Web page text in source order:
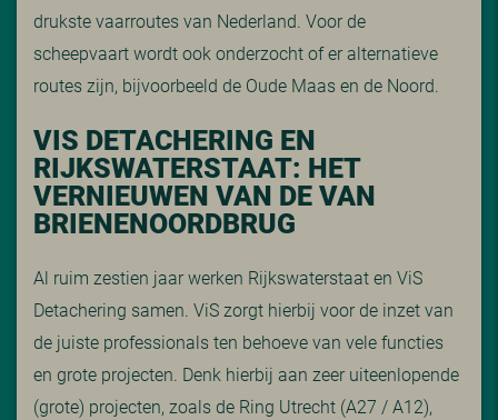
drukste vaarroutes van Nederland. Voor de
scheepvaart wordt ook onderzocht of er alternatieve
routes zijn, bijvoorbeeld de Oude Maas en de Noord.
VIS DETACHERING EN
RIJKSWATERSTAAT: HET
VERNIEUWEN VAN DE VAN
BRIENENOORDBRUG
Al ruim zestien jaar werken Rijkswaterstaat en ViS
Detachering samen. ViS zorgt hierbij voor de inzet van
de juiste professionals ten behoeve van vele functies
en grote projecten. Denk hierbij aan zeer uiteenlopende
(grote) projecten, zoals de Ring Utrecht (A27 / A12),